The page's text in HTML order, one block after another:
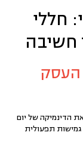
חללי
חשיבה
העסק
את הדינמיקה של יום
מציעה גמישות תפעולית